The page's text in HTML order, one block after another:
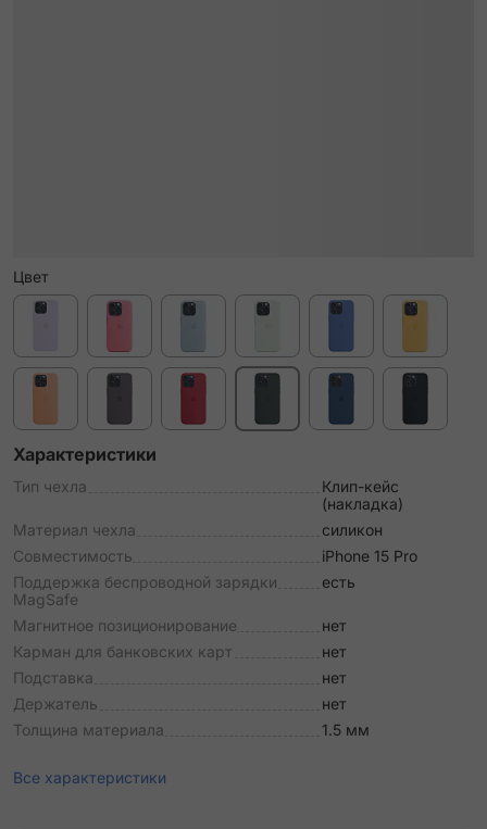
Цвет
Характеристики
Тип чехла
Клип-кейс
(накладка)
Материал чехла
силикон
Совместимость
iPhone 15 Pro
Поддержка беспроводной зарядки
MagSafe
есть
Магнитное позиционирование
нет
Карман для банковских карт
нет
Подставка
нет
Держатель
нет
Толщина материала
1.5 мм
Все характеристики